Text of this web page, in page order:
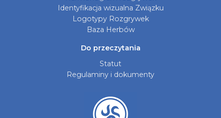
Identyfikacja wizualna Związku
Logotypy Rozgrywek
Baza Herbów
Do przeczytania
Statut
Regulaminy i dokumenty